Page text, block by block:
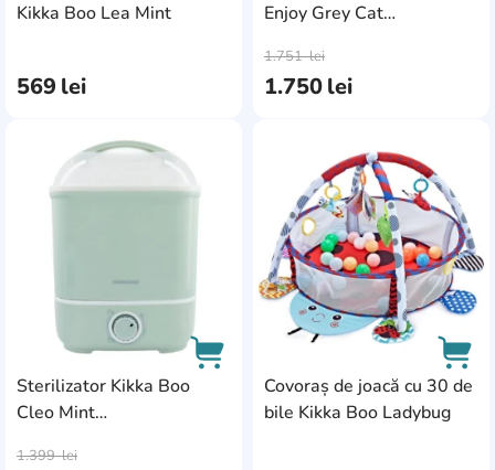
Kikka Boo Lea Mint
569 lei
AddCardToCart
Enjoy Grey Cat
1.750lei
1.751lei
Sterilizator Kikka Boo
Cleo Mint
1.399lei
AddCardToFavourite
Covoraș de joacă cu 30 de
bile Kikka Boo Ladybug